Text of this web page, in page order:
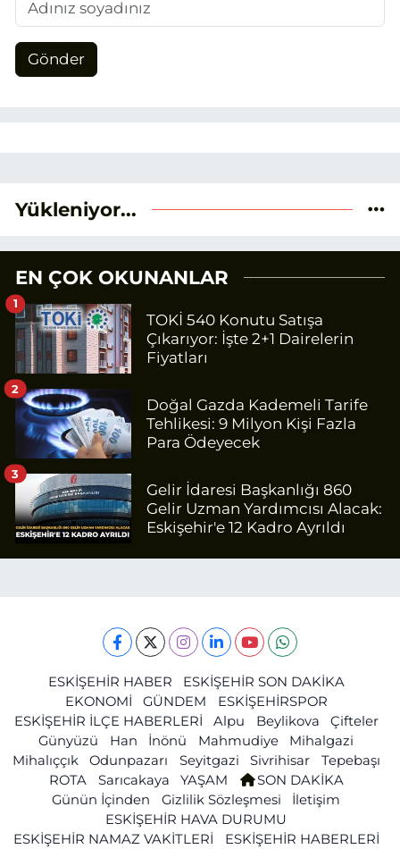
Gönder
Yükleniyor...
EN ÇOK OKUNANLAR
TOKİ 540 Konutu Satışa
Çıkarıyor: İşte 2+1 Dairelerin
Fiyatları
1
Doğal Gazda Kademeli Tarife
Tehlikesi: 9 Milyon Kişi Fazla
Para Ödeyecek
2
Gelir İdaresi Başkanlığı 860
Gelir Uzman Yardımcısı Alacak:
Eskişehir'e 12 Kadro Ayrıldı
3
ESKİŞEHİR HABER
ESKİŞEHİR SON DAKİKA
EKONOMİ
GÜNDEM
ESKİŞEHİRSPOR
ESKİŞEHİR İLÇE HABERLERİ
Alpu Beylikova
Çifteler
Günyüzü
Han İnönü Mahmudiye
Mihalgazi
Mihalıççık
Odunpazarı Seyitgazi Sivrihisar
Tepebaşı
ROTA
Sarıcakaya YAŞAM
SON DAKİKA
Günün İçinden
Gizlilik Sözleşmesi
İletişim
ESKİŞEHİR HAVA DURUMU
ESKİŞEHİR NAMAZ VAKİTLERİ
ESKİŞEHİR HABERLERİ